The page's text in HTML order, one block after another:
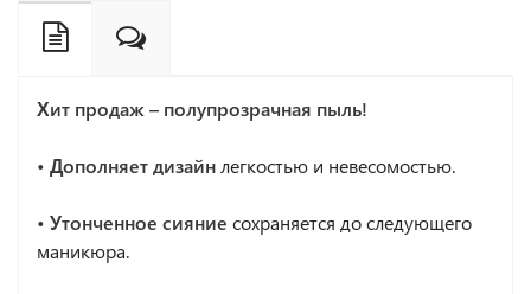
Хит продаж – полупрозрачная пыль!
• Дополняет дизайн легкостью и невесомостью.
• Утонченное сияние сохраняется до следующего
маникюра.